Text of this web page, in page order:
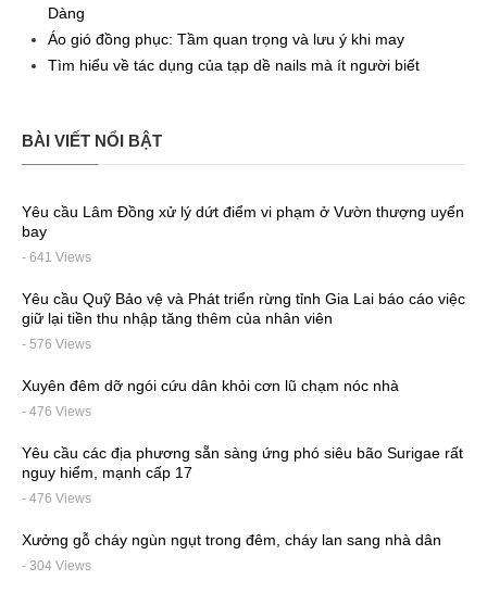
Dàng
Áo gió đồng phục: Tầm quan trọng và lưu ý khi may
Tìm hiểu về tác dụng của tạp dề nails mà ít người biết
BÀI VIẾT NỔI BẬT
Yêu cầu Lâm Đồng xử lý dứt điểm vi phạm ở Vườn thượng uyển
bay
- 641 Views
Yêu cầu Quỹ Bảo vệ và Phát triển rừng tỉnh Gia Lai báo cáo việc
giữ lại tiền thu nhập tăng thêm của nhân viên
- 576 Views
Xuyên đêm dỡ ngói cứu dân khỏi cơn lũ chạm nóc nhà
- 476 Views
Yêu cầu các địa phương sẵn sàng ứng phó siêu bão Surigae rất
nguy hiểm, mạnh cấp 17
- 476 Views
Xưởng gỗ cháy ngùn ngụt trong đêm, cháy lan sang nhà dân
- 304 Views